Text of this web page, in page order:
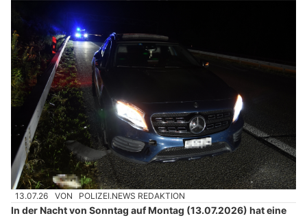
13.07.26 VON POLIZEI.NEWS REDAKTION
In der Nacht von Sonntag auf Montag (13.07.2026) hat eine